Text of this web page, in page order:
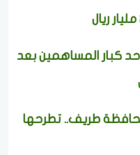
كبار المساهمين بعد
طريف.. تطرحها